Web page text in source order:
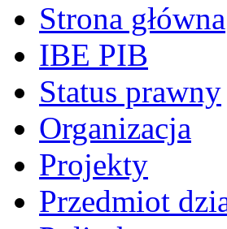
Strona główna
IBE PIB
Status prawny
Organizacja
Projekty
Przedmiot